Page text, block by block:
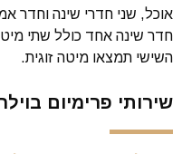
אוכל, שני חדרי שינה
חדר שינה אחד כולל שתי
השישי תמצאו מיטה זוגית.
שירותי פרימיום